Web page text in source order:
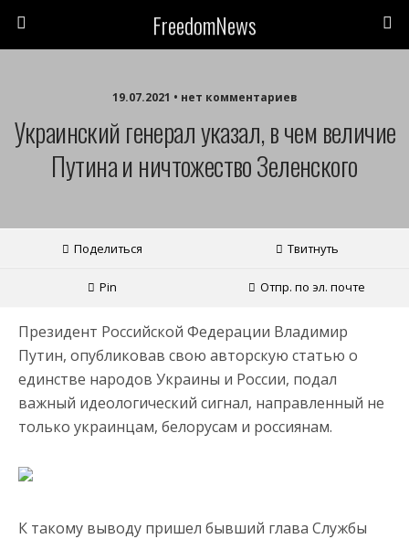
FreedomNews
19.07.2021 • нет комментариев
Украинский генерал указал, в чем величие
Путина и ничтожество Зеленского
Поделиться Твитнуть
Pin Отпр. по эл. почте
Президент Российской Федерации Владимир
Путин, опубликовав свою авторскую статью о
единстве народов Украины и России, подал
важный идеологический сигнал, направленный не
только украинцам, белорусам и россиянам.
К такому выводу пришел бывший глава Службы